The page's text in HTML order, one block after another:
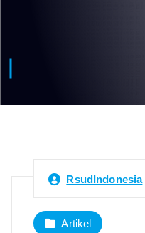
RsudIndonesia
Artikel